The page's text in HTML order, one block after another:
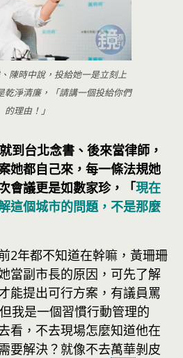
陳時中說，投給她一是立刻上
乾淨清廉，「請講一個投給你們
的理由！」
到台北念書、後來當律師，
她都自己來，每一條法規她
會議更是如數家珍，「現在
這個城市的問題，不是那麼
2年都不知道在幹嘛，黃珊珊
當副市長的原因，可先了解
能提出可行方案，有議員罵
我是一個習慣行動管理的
看，不去現場怎麼知道他在
要解決？就像不去萬華剝皮